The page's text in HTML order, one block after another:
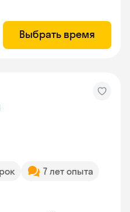
Выбрать время
7 лет опыта